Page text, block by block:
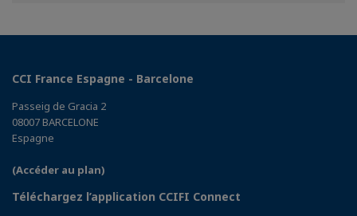
CCI France Espagne - Barcelone
Passeig de Gracia 2
08007 BARCELONE
Espagne
(Accéder au plan)
Téléchargez l’application CCIFI Connect